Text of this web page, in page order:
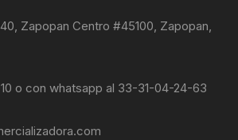
Zapopan Centro #45100, Zapopan,
o con whatsapp al 33-31-04-24-63